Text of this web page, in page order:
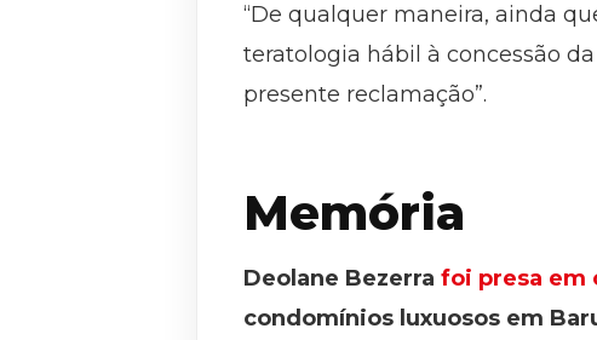
“De qualquer maneira, ainda
teratologia hábil à concessão
presente reclamação”.
Memória
Deolane Bezerra foi presa em
condomínios luxuosos em